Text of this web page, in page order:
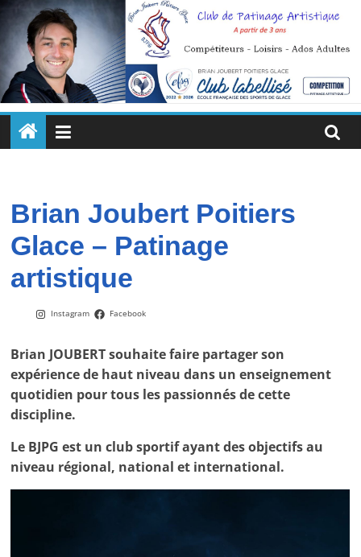
Passer
au
contenu
Brian
Poitiers
Glace
Un
enseignement
pour
tous
les
passionnés
de
patinage
artistique.
Brian Joubert Poitiers
Glace – Patinage
artistique
Instagram Facebook
Brian JOUBERT souhaite faire partager son
expérience de haut niveau dans un enseignement
quotidien pour tous les passionnés de cette
discipline.
Le BJPG est un club sportif ayant des objectifs au
niveau régional, national et international.